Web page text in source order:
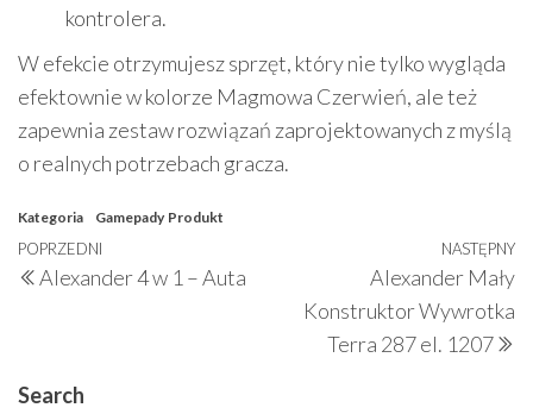
kontrolera.
W efekcie otrzymujesz sprzęt, który nie tylko wygląda
efektownie w kolorze Magmowa Czerwień, ale też
zapewnia zestaw rozwiązań zaprojektowanych z myślą
o realnych potrzebach gracza.
Kategoria Gamepady Produkt
Nawigacja
wpisu
Poprzedni
wpis
POPRZEDNI
Alexander 4 w 1 – Auta
NASTĘPNY
Alexander Mały
Konstruktor Wywrotka
Terra 287 el. 1207
Search